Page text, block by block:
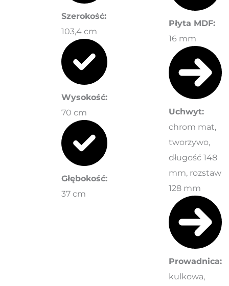
Szerokość:
103,4 cm
Wysokość:
70 cm
Głębokość:
37 cm
Płyta MDF:
16 mm
Uchwyt:
chrom mat,
tworzywo,
długość 148
mm, rozstaw
128 mm
Prowadnica:
kulkowa,